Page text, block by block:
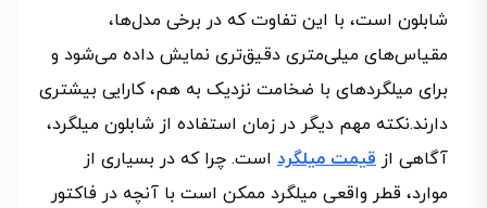
شابلون است، با این تفاوت که در برخی مدل‌ها،
مقیاس‌های میلی‌متری دقیق‌تری نمایش داده می‌شود و
برای میلگردهای با ضخامت نزدیک به هم، کارایی بیشتری
دارند.نکته مهم دیگر در زمان استفاده از شابلون میلگرد،
آگاهی از قیمت میلگرد است. چرا که در بسیاری از
موارد، قطر واقعی میلگرد ممکن است با آنچه در فاکتور